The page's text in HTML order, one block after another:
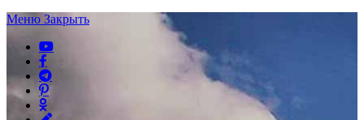
Меню Закрыть